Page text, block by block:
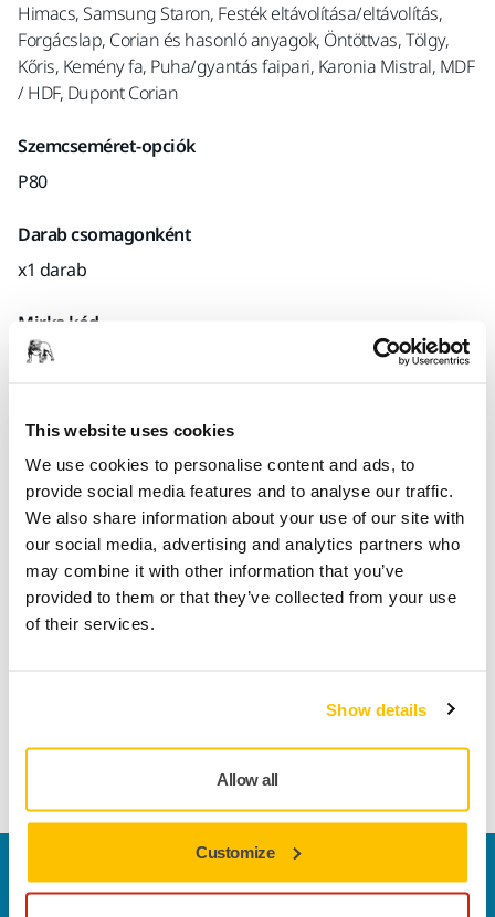
This website uses cookies
We use cookies to personalise content and ads, to
provide social media features and to analyse our traffic.
We also share information about your use of our site with
our social media, advertising and analytics partners who
may combine it with other information that you’ve
provided to them or that they’ve collected from your use
of their services.
Show details
Allow all
Customize
Himacs, Samsung Staron, Festék eltávolítása/eltávolítás,
Forgácslap, Corian és hasonló anyagok, Öntöttvas, Tölgy,
Kőris, Kemény fa, Puha/gyantás faipari, Karonia Mistral, MDF
/ HDF, Dupont Corian
Szemcseméret-opciók
P80
Darab csomagonként
x1 darab
Mirka kód
5454200180
Termékinformációk
Műszaki részletek Letöltések
A többfunkciós és klasszikus Abranet® kifejezetten a gitt,
alapozók, lakkok, kompozit anyagok és számos más ipari
felhasználású anyag csiszolásához lett kifejlesztve. Az
csiszolásra tervezték, a valóban pormentes csiszolási